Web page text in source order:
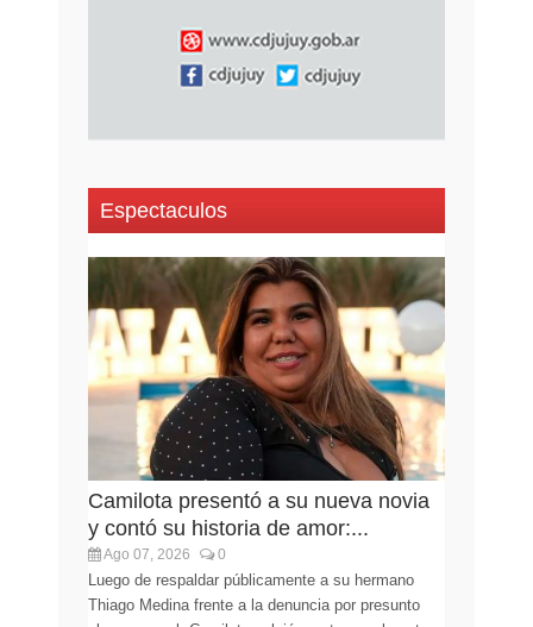
Espectaculos
Camilota presentó a su nueva novia
y contó su historia de amor:...
Ago 07, 2026 0
Luego de respaldar públicamente a su hermano
Thiago Medina frente a la denuncia por presunto